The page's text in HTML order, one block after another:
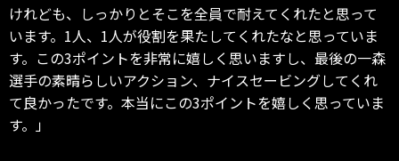
けれども、しっかりとそこを全員で耐えてくれたと思って
います。1人、1人が役割を果たしてくれたなと思っていま
す。この3ポイントを非常に嬉しく思いますし、最後の一森
選手の素晴らしいアクション、ナイスセービングしてくれ
て良かったです。本当にこの3ポイントを嬉しく思っていま
す。」